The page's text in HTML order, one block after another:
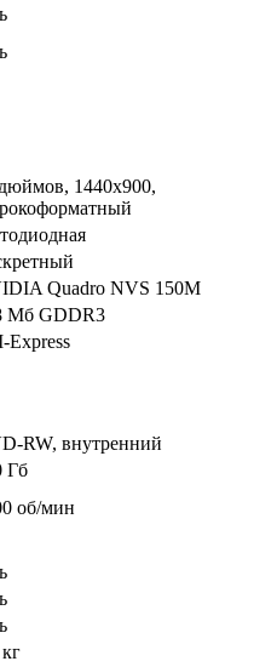
1440x900,
Quadro NVS 150M
Мб GDDR3
Express
RW, внутренний
Гб
об/мин